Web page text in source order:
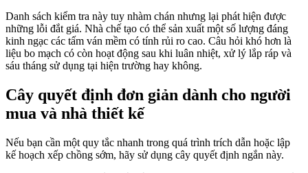
Danh sách kiểm tra này tuy nhàm chán nhưng lại phát hiện được
những lỗi đắt giá. Nhà chế tạo có thể sản xuất một số lượng đáng
kinh ngạc các tấm ván mềm có tính rủi ro cao. Câu hỏi khó hơn là
liệu bo mạch có còn hoạt động sau khi luân nhiệt, xử lý lắp ráp và
sáu tháng sử dụng tại hiện trường hay không.
Cây quyết định đơn giản dành cho người
mua và nhà thiết kế
Nếu bạn cần một quy tắc nhanh trong quá trình trích dẫn hoặc lập
kế hoạch xếp chồng sớm, hãy sử dụng cây quyết định ngắn này.